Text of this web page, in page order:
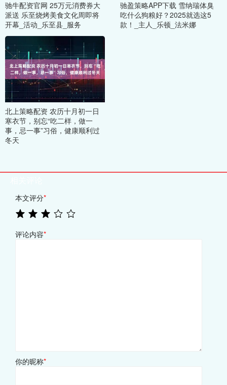
驰牛配资官网 25万元消费券大
派送 乐至烧烤美食文化周即将
开幕_活动_乐至县_服务
驰盈策略APP下载 雪纳瑞体臭
吃什么狗粮好？2025就选这5
款！_主人_乐顿_法米娜
北上策略配资 农历十月初一日
寒衣节，别忘“吃二样，做一
事，忌一事”习俗，健康顺利过
冬天
本文评分*
评论内容*
你的昵称*